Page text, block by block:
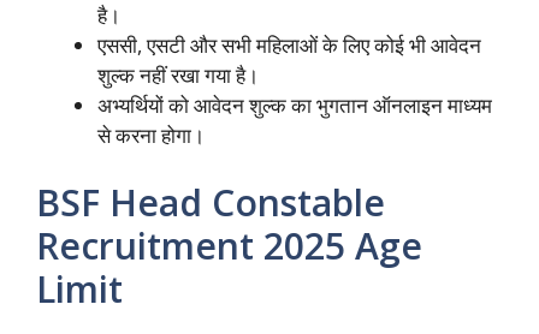
है।
एससी, एसटी और सभी महिलाओं के लिए कोई भी आवेदन
शुल्क नहीं रखा गया है।
अभ्यर्थियों को आवेदन शुल्क का भुगतान ऑनलाइन माध्यम
से करना होगा।
BSF Head Constable
Recruitment 2025 Age
Limit